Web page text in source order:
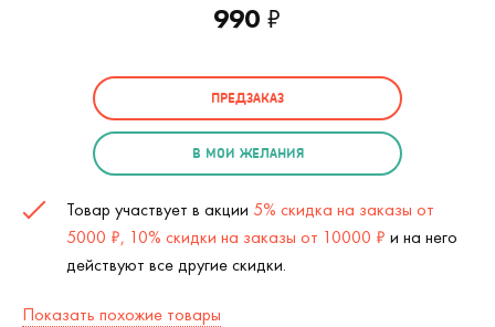
990 ₽
ПРЕДЗАКАЗ
В МОИ ЖЕЛАНИЯ
Товар участвует в акции 5% скидка на заказы от
5000 ₽, 10% скидки на заказы от 10000 ₽ и на него
действуют все другие скидки.
Показать похожие товары